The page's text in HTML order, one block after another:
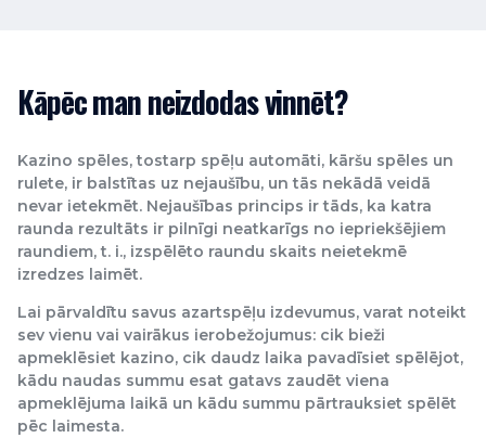
Kāpēc man neizdodas vinnēt?
Kazino spēles, tostarp spēļu automāti, kāršu spēles un
rulete, ir balstītas uz nejaušību, un tās nekādā veidā
nevar ietekmēt. Nejaušības princips ir tāds, ka katra
raunda rezultāts ir pilnīgi neatkarīgs no iepriekšējiem
raundiem, t. i., izspēlēto raundu skaits neietekmē
izredzes laimēt.
Lai pārvaldītu savus azartspēļu izdevumus, varat noteikt
sev vienu vai vairākus ierobežojumus: cik bieži
apmeklēsiet kazino, cik daudz laika pavadīsiet spēlējot,
kādu naudas summu esat gatavs zaudēt viena
apmeklējuma laikā un kādu summu pārtrauksiet spēlēt
pēc laimesta.